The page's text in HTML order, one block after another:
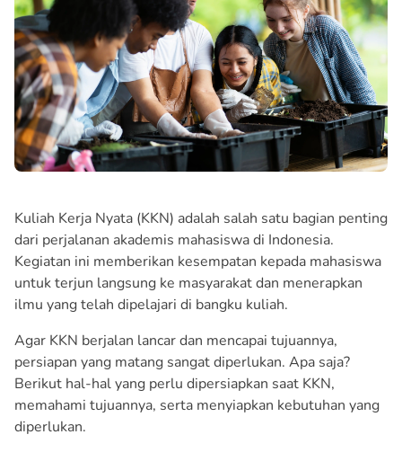
Kuliah Kerja Nyata (KKN) adalah salah satu bagian penting
dari perjalanan akademis mahasiswa di Indonesia.
Kegiatan ini memberikan kesempatan kepada mahasiswa
untuk terjun langsung ke masyarakat dan menerapkan
ilmu yang telah dipelajari di bangku kuliah.
Agar KKN berjalan lancar dan mencapai tujuannya,
persiapan yang matang sangat diperlukan. Apa saja?
Berikut hal-hal yang perlu dipersiapkan saat KKN,
memahami tujuannya, serta menyiapkan kebutuhan yang
diperlukan.